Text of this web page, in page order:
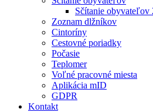
Sčítanie obyvateľov
Zoznam dlžníkov
Cintoríny
Cestovné poriadky
Počasie
Teplomer
Voľné pracovné miesta
Aplikácia mID
GDPR
Kontakt